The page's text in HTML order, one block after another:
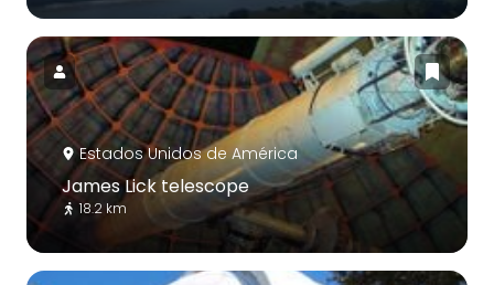
Estados Unidos de América
James Lick telescope
18.2 km